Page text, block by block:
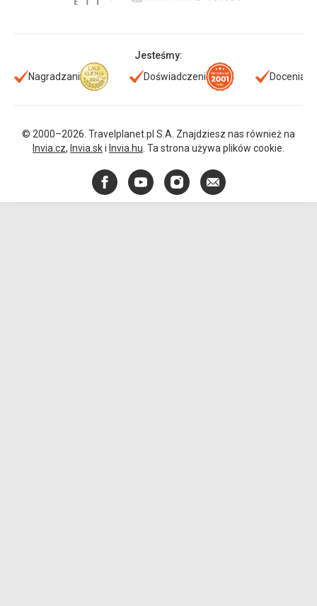
Jesteśmy:
Nagradzani
Doświadczeni Doceniani
© 2000–2026. Travelplanet.pl S.A. Znajdziesz nas również na
Invia.cz, Invia.ski Invia.hu . Ta strona używa plików cookie.
FacebookYouTubeInstagram
E-
mail